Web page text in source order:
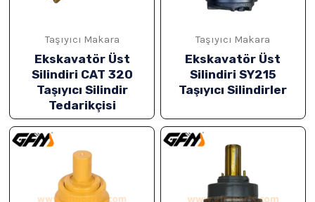
Taşıyıcı Makara
Ekskavatör Üst
Silindiri CAT 320
Taşıyıcı Silindir
Tedarikçisi
Taşıyıcı Makara
Ekskavatör Üst
Silindiri SY215
Taşıyıcı Silindirler